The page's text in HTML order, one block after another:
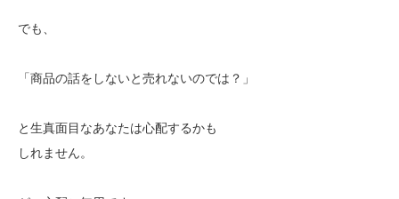
でも、
「商品の話をしないと売れないのでは？」
と生真面目なあなたは心配するかも
しれません。